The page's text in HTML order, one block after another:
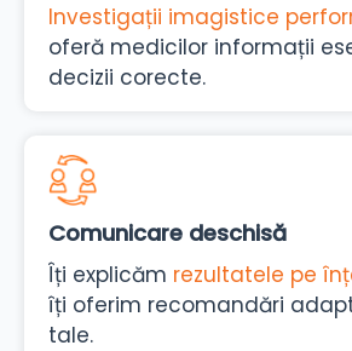
Investigații imagistice
oferă medicilor informații
decizii corecte.
Comunicare deschisă
Îți explicăm rezultatele pe
îți oferim recomandări
tale.